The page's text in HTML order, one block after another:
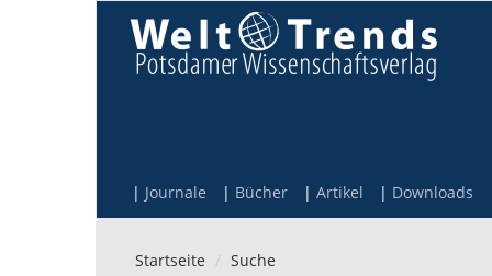
Journale Bücher Artikel Downloads
Startseite Suche